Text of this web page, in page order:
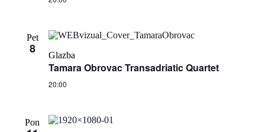
Pet
8 Glazba
Tamara Obrovac Transadriatic Quartet
20:00
Pon